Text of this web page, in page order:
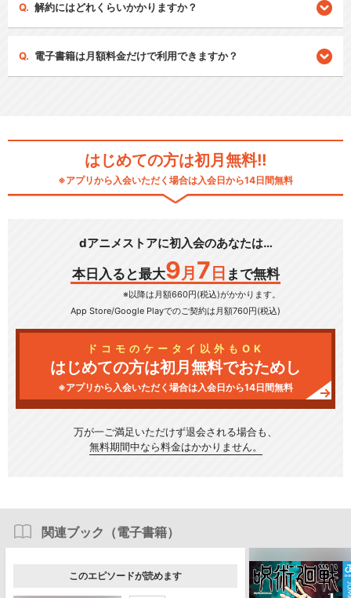
解約にはどれくらいかかりますか？
電子書籍は月額料金だけで利用できますか？
はじめての方は初月無料!!
※アプリから入会いただく場合は入会日から14日間無料
dアニメストアに初入会のあなたは…
本日入ると最大9 月 7 日 まで無料
※以降は月額660円(税込)がかかります。
App Store/Google Playでのご契約は月額760円(税込)
ドコモのケータイ以外もOK
はじめての方は初月無料でおためし
※アプリから入会いただく場合は入会日から14日間無料
万が一ご満足いただけず退会される場合も、
無料期間中なら料金はかかりません。
関連ブック（電子書籍）
このエピソードが読めます